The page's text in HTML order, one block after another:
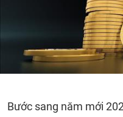
Bước sang năm mới